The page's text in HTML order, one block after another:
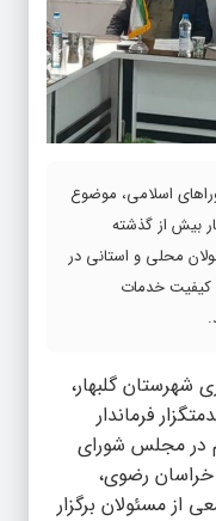
اسلامی، موضوع
بیش از گذشته
محلی و استانی در
کیفیت خدمات
شهرستان گلبهار،
فرماندار
در مجلس شورای
خراسان رضوی،
از مسئولان برگزار